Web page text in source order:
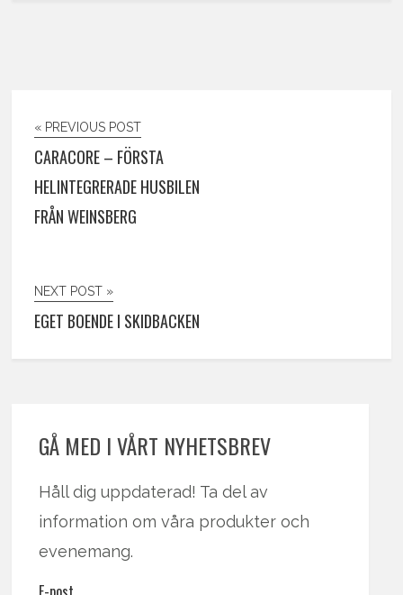
« PREVIOUS POST
CARACORE – FÖRSTA
HELINTEGRERADE HUSBILEN
FRÅN WEINSBERG
NEXT POST »
EGET BOENDE I SKIDBACKEN
GÅ MED I VÅRT NYHETSBREV
Håll dig uppdaterad! Ta del av
information om våra produkter och
evenemang.